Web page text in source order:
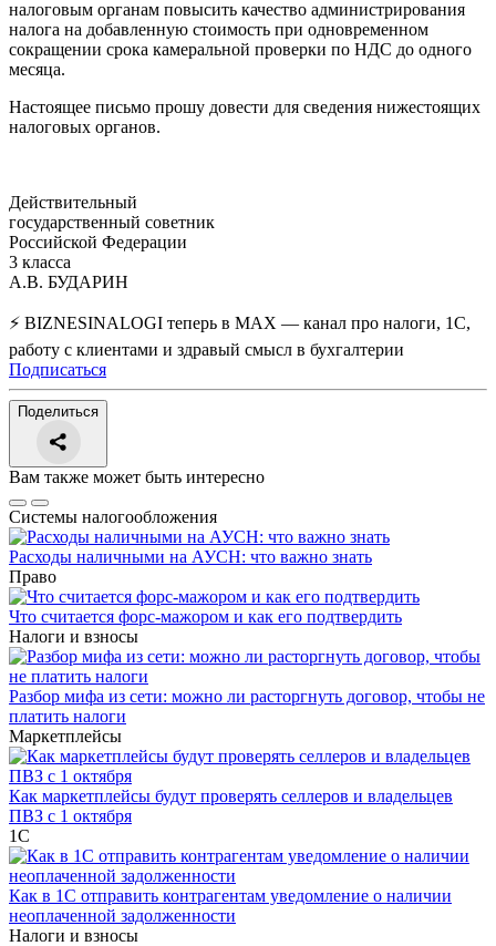
налоговым органам повысить качество администрирования
налога на добавленную стоимость при одновременном
сокращении срока камеральной проверки по НДС до одного
месяца.
Настоящее письмо прошу довести для сведения нижестоящих
налоговых органов.
Действительный
государственный советник
Российской Федерации
3 класса
А.В. БУДАРИН
⚡ BIZNESINALOGI теперь в MAX — канал про налоги, 1С,
работу с клиентами и здравый смысл в бухгалтерии
Подписаться
Поделиться
Вам также может быть интересно
Системы налогообложения
Расходы наличными на АУСН: что важно знать
Право
Что считается форс-мажором и как его подтвердить
Налоги и взносы
Разбор мифа из сети: можно ли расторгнуть договор, чтобы не
платить налоги
Маркетплейсы
Как маркетплейсы будут проверять селлеров и владельцев
ПВЗ с 1 октября
1С
Как в 1С отправить контрагентам уведомление о наличии
неоплаченной задолженности
Налоги и взносы